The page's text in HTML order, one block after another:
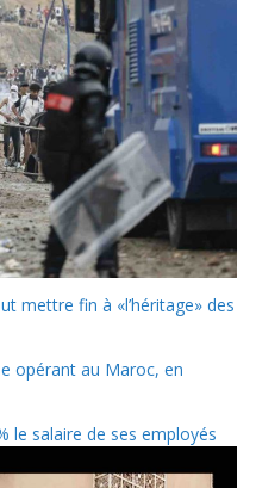
mettre fin à «l’héritage» des
opérant au Maroc, en
le salaire de ses employés